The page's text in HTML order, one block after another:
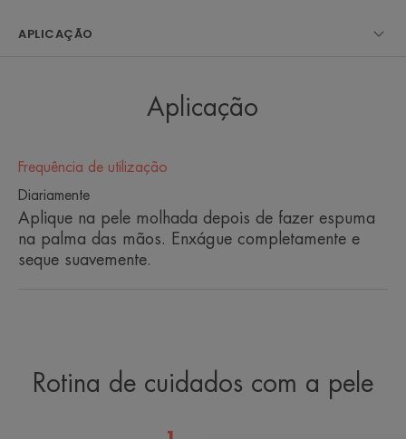
ESPECIALISTA
Sua fórmula de pH fisiológico
limpa e purifica suavemente a
pele sensível irritada por
Vantagem
APLICAÇÃO
Aplicação
Frequência de utilização
Diariamente
Aplique na pele molhada depois de fazer espuma
na palma das mãos. Enxágue completamente e
seque suavemente.
Rotina de cuidados com a pele